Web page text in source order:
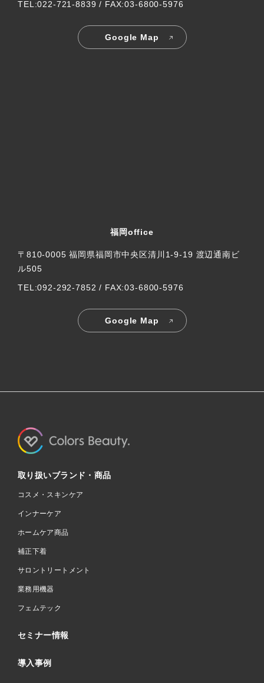
TEL:022-721-8839 / FAX:03-6800-5976
Google Map
福岡office
〒810-0005 福岡県福岡市中央区清川1-9-19 渡辺通南ビ
ル505
TEL:092-292-7852 / FAX:03-6800-5976
Google Map
取り扱いブランド・商品
コスメ・スキンケア
インナーケア
ホームケア商品
補正下着
サロントリートメント
業務用機器
フェムテック
セミナー情報
導入事例